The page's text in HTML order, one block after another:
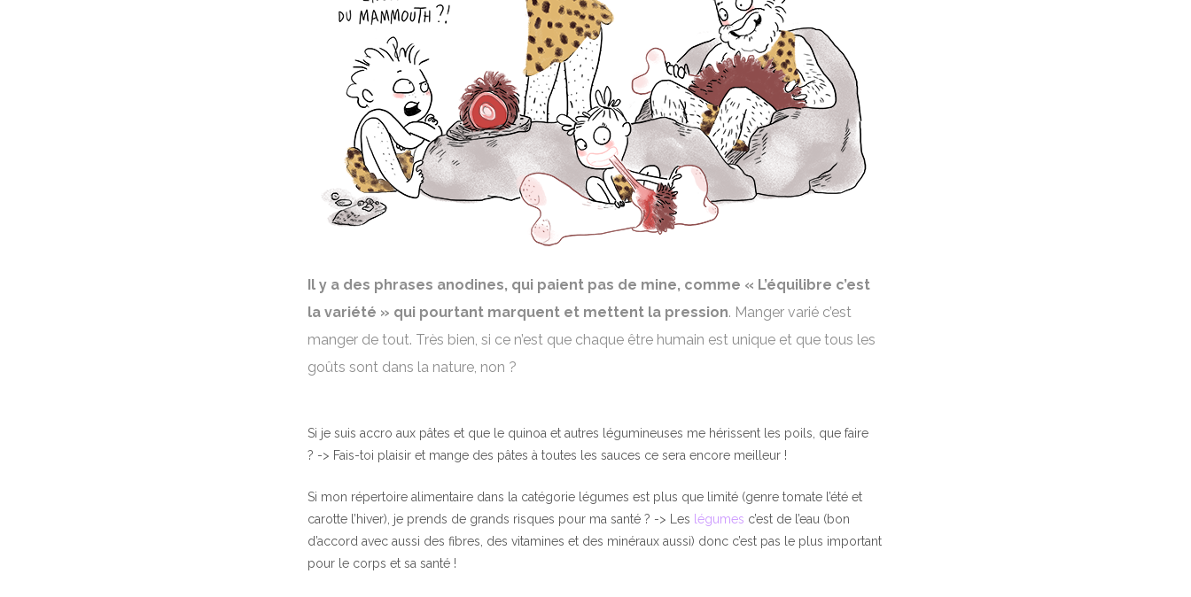
Il y a des phrases anodines, qui paient pas de mine, comme « L’équilibre c’est
la variété » qui pourtant marquent et mettent la pression. Manger varié c’est
manger de tout. Très bien, si ce n’est que chaque être humain est unique et que tous les
goûts sont dans la nature, non ?
Si je suis accro aux pâtes et que le quinoa et autres légumineuses me hérissent les poils, que faire
? -> Fais-toi plaisir et mange des pâtes à toutes les sauces ce sera encore meilleur !
Si mon répertoire alimentaire dans la catégorie légumes est plus que limité (genre tomate l’été et
carotte l’hiver), je prends de grands risques pour ma santé ? -> Les légumes c’est de l’eau (bon
d’accord avec aussi des fibres, des vitamines et des minéraux aussi) donc c’est pas le plus important
pour le corps et sa santé !